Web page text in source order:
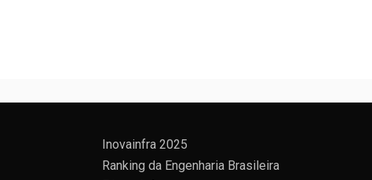
Inovainfra 2025
Ranking da Engenharia Brasileira